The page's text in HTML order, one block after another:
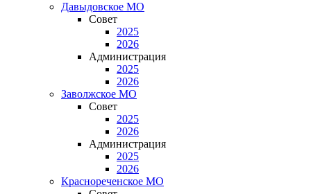
Давыдовское МО
Совет
2025
2026
Администрация
2025
2026
Заволжское МО
Совет
2025
2026
Администрация
2025
2026
Краснореченское МО